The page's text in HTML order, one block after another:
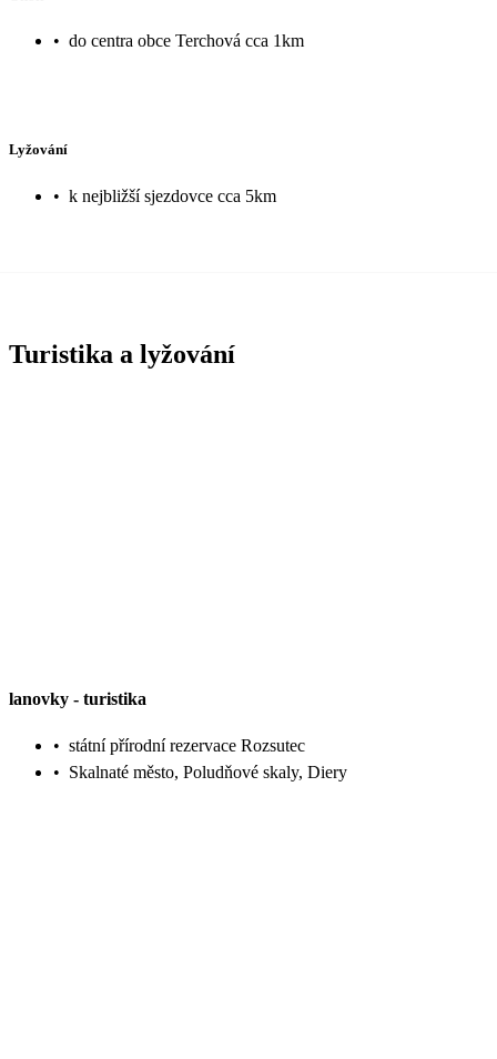
• do centra obce Terchová cca 1km
Lyžování
• k nejbližší sjezdovce cca 5km
Turistika a lyžování
lanovky - turistika
• státní přírodní rezervace Rozsutec
• Skalnaté město, Poludňové skaly, Diery